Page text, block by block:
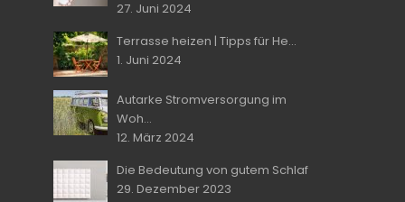
27. Juni 2024
Terrasse heizen | Tipps für He...
1. Juni 2024
Autarke Stromversorgung im
Woh...
12. März 2024
Die Bedeutung von gutem Schlaf
29. Dezember 2023